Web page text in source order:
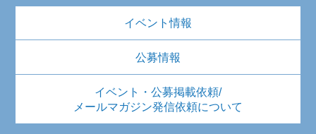
イベント情報
公募情報
イベント・公募掲載依頼/
メールマガジン発信依頼について